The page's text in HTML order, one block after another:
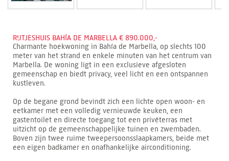
RIJTJESHUIS BAHÍA DE MARBELLA € 890.000,-
Charmante hoekwoning in Bahía de Marbella, op slechts 100
meter van het strand en enkele minuten van het centrum van
Marbella. De woning ligt in een exclusieve afgesloten
gemeenschap en biedt privacy, veel licht en een ontspannen
kustleven.
Op de begane grond bevindt zich een lichte open woon- en
eetkamer met een volledig vernieuwde keuken, een
gastentoilet en directe toegang tot een privéterras met
uitzicht op de gemeenschappelijke tuinen en zwembaden.
Boven zijn twee ruime tweepersoonsslaapkamers, beide met
een eigen badkamer en onafhankelijke airconditioning.